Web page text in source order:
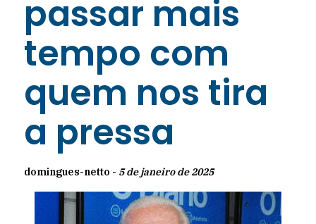
passar mais
tempo com
quem nos tira
a pressa
domingues-netto - 5 de janeiro de 2025